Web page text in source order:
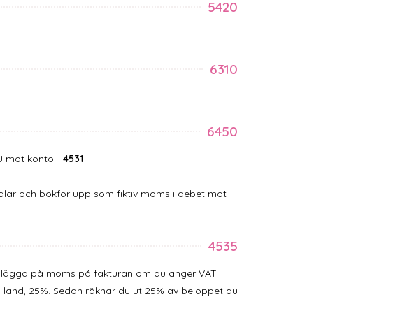
5420
6310
6450
mot konto - 4531
och bokför upp som fiktiv moms i debet mot
4535
på moms på fakturan om du anger VAT
25%. Sedan räknar du ut 25% av beloppet du